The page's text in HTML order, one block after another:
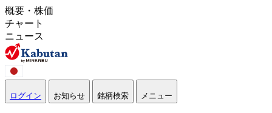
概要・株価
チャート
ニュース
ログイン お知らせ 銘柄検索 メニュー